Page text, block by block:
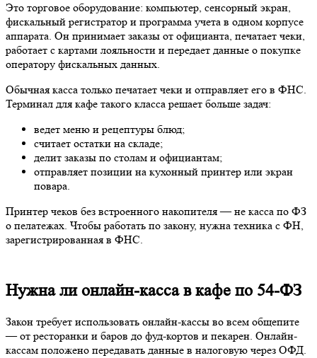
Это торговое оборудование: компьютер, сенсорный экран,
фискальный регистратор и программа учета в одном корпусе
аппарата. Он принимает заказы от официанта, печатает чеки,
работает с картами лояльности и передает данные о покупке
оператору фискальных данных.
Обычная касса только печатает чеки и отправляет его в ФНС.
Терминал для кафе такого класса решает больше задач:
ведет меню и рецептуры блюд;
считает остатки на складе;
делит заказы по столам и официантам;
отправляет позиции на кухонный принтер или экран
повара.
Принтер чеков без встроенного накопителя — не касса по ФЗ
о пелатежах. Чтобы работать по закону, нужна техника с ФН,
зарегистрированная в ФНС.
Нужна ли онлайн-касса в кафе по 54-ФЗ
Закон требует использовать онлайн-кассы во всем общепите
— от ресторанки и баров до фуд-кортов и пекарен. Онлайн-
кассам положено передавать данные в налоговую через ОФД.